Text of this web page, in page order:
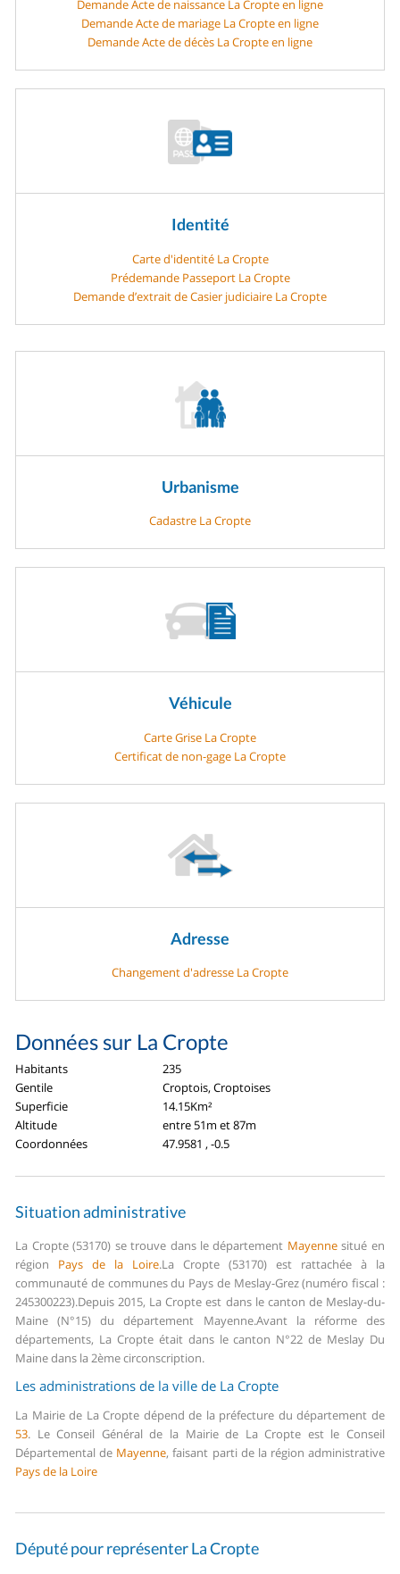
Demande Acte de naissance La Cropte en ligne
Demande Acte de mariage La Cropte en ligne
Demande Acte de décès La Cropte en ligne
Identité
Carte d'identité La Cropte
Prédemande Passeport La Cropte
Demande d’extrait de Casier judiciaire La Cropte
Urbanisme
Cadastre La Cropte
Véhicule
Carte Grise La Cropte
Certificat de non-gage La Cropte
Adresse
Changement d'adresse La Cropte
Données sur La Cropte
Habitants
235
Gentile
Croptois, Croptoises
Superficie
14.15Km²
Altitude
entre 51m et 87m
Coordonnées
47.9581 , -0.5
Situation administrative
La Cropte (53170) se trouve dans le département Mayennesitué en
région Pays de la Loire.La Cropte (53170) est rattachée à la
communauté de communes du Pays de Meslay-Grez (numéro fiscal :
245300223).Depuis 2015, La Cropte est dans le canton de Meslay-du-
Maine (N°15) du département Mayenne.Avant la réforme des
départements, La Cropte était dans le canton N°22 de Meslay Du
Maine dans la 2ème circonscription.
Les administrations de la ville de La Cropte
La Mairie de La Cropte dépend de la préfecture du département de
53. Le Conseil Général de la Mairie de La Cropte est le Conseil
Départemental de Mayenne, faisant parti de la région administrative
Pays de la Loire
Député pour représenter La Cropte